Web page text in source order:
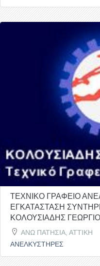
ΤΕΧΝΙΚΟ ΓΡΑΦΕΙΟ
ΕΓΚΑΤΑΣΤΑΣΗ
ΚΟΛΟΥΣΙΑΔΗΣ
ΑΝΩ ΠΑΤΗΣΙΑ, ΑΤΤΙΚΗ
ΑΝΕΛΚΥΣΤΗΡΕΣ